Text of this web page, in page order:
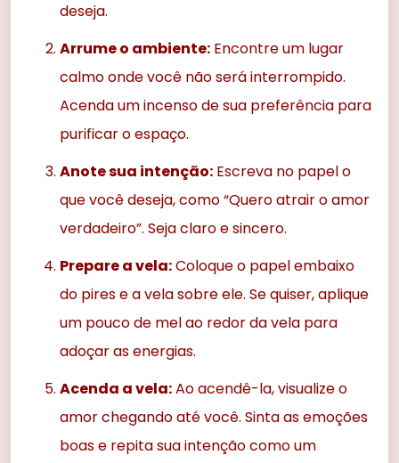
deseja.
Arrume o ambiente: Encontre um lugar
calmo onde você não será interrompido.
Acenda um incenso de sua preferência para
purificar o espaço.
Anote sua intenção: Escreva no papel o
que você deseja, como “Quero atrair o amor
verdadeiro”. Seja claro e sincero.
Prepare a vela:Coloque o papel embaixo
do pires e a vela sobre ele. Se quiser, aplique
um pouco de mel ao redor da vela para
adoçar as energias.
Acenda a vela:Ao acendê-la, visualize o
amor chegando até você. Sinta as emoções
boas e repita sua intenção como um